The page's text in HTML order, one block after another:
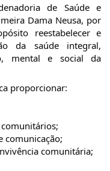
de Saúde e
Dama Neusa, por
reestabelecer e
da saúde integral,
mental e social da
proporcionar:
comunicação;
comunitária;